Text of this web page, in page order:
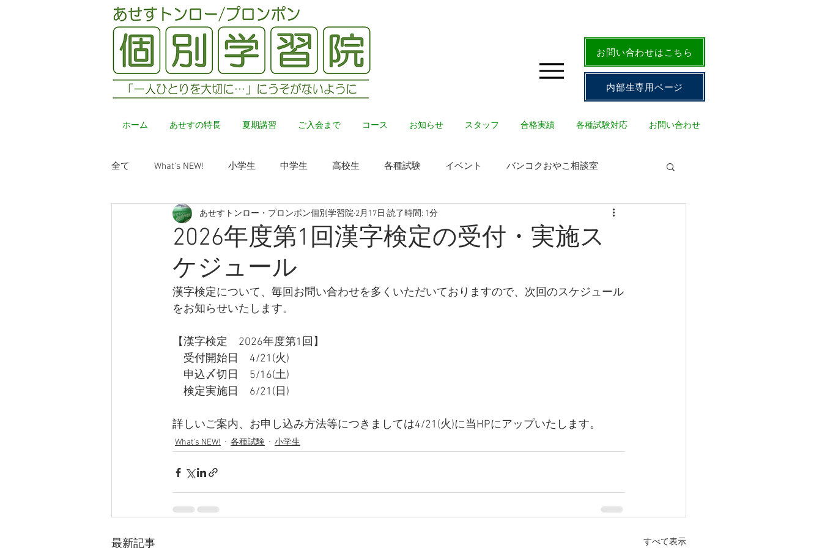
お問い合わせはこちら
内部生専用ページ
ホーム あせすの特長 夏期講習 ご入会まで コース お知らせ スタッフ 合格実績 各種試験対応 お問い合わせ
全て What's NEW! 小学生 中学生 高校生 各種試験 イベント バンコクおやこ相談室
2026年度第1回漢字検定の受付・実施ス
ケジュール
あせすトンロー・プロンポン個別学習院 2月17日 読了時間: 1分
漢字検定について、毎回お問い合わせを多くいただいておりますので、次回のスケジュール
をお知らせいたします。
【漢字検定　2026年度第1回】
受付開始日　4/21(火)
申込〆切日　5/16(土)
検定実施日　6/21(日)
詳しいご案内、お申し込み方法等につきましては4/21(火)に当HPにアップいたします。
What's NEW! 各種試験 小学生
最新記事 すべて表示